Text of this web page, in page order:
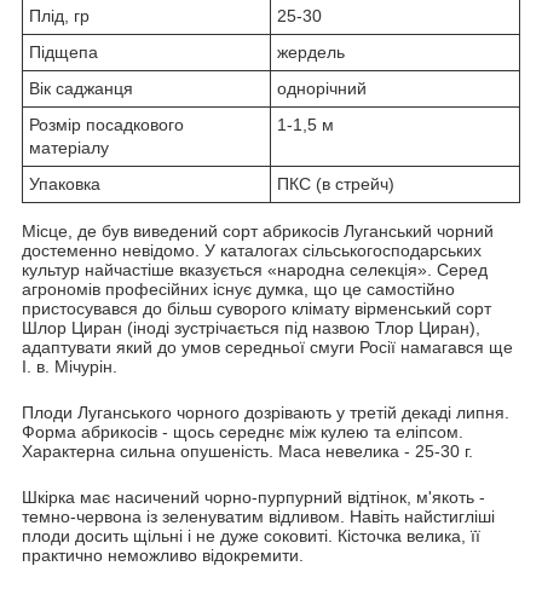
Плід, гр
25-30
Підщепа
жердель
Вік саджанця
однорічний
Розмір посадкового
матеріалу
1-1,5 м
Упаковка ПКС (в стрейч)
Місце, де був виведений сорт абрикосів Луганський чорний
достеменно невідомо. У каталогах сільськогосподарських
культур найчастіше вказується «народна селекція». Серед
агрономів професійних існує думка, що це самостійно
пристосувався до більш суворого клімату вірменський сорт
Шлор Циран (іноді зустрічається під назвою Тлор Циран),
адаптувати який до умов середньої смуги Росії намагався ще
І. в. Мічурін.
Плоди Луганського чорного дозрівають у третій декаді липня.
Форма абрикосів - щось середнє між кулею та еліпсом.
Характерна сильна опушеність. Маса невелика - 25-30 г.
Шкірка має насичений чорно-пурпурний відтінок, м'якоть -
темно-червона із зеленуватим відливом. Навіть найстигліші
плоди досить щільні і не дуже соковиті. Кісточка велика, її
практично неможливо відокремити.